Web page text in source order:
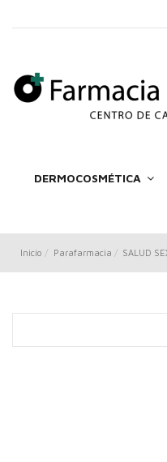
DERMOCOSMÉTICA
Inicio Parafarmacia SALUD